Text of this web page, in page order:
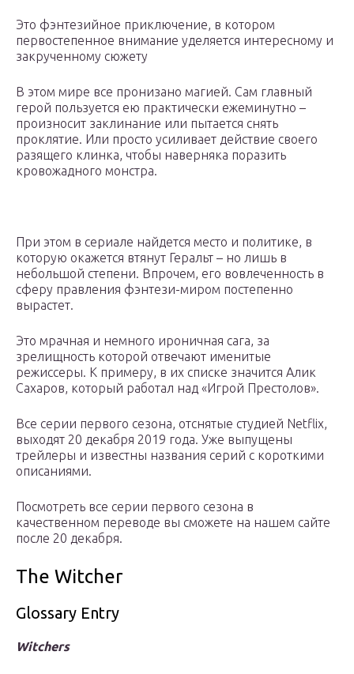
Это фэнтезийное приключение, в котором
первостепенное внимание уделяется интересному и
закрученному сюжету
В этом мире все пронизано магией. Сам главный
герой пользуется ею практически ежеминутно –
произносит заклинание или пытается снять
проклятие. Или просто усиливает действие своего
разящего клинка, чтобы наверняка поразить
кровожадного монстра.
При этом в сериале найдется место и политике, в
которую окажется втянут Геральт – но лишь в
небольшой степени. Впрочем, его вовлеченность в
сферу правления фэнтези-миром постепенно
вырастет.
Это мрачная и немного ироничная сага, за
зрелищность которой отвечают именитые
режиссеры. К примеру, в их списке значится Алик
Сахаров, который работал над «Игрой Престолов».
Все серии первого сезона, отснятые студией Netflix,
выходят 20 декабря 2019 года. Уже выпущены
трейлеры и известны названия серий с короткими
описаниями.
Посмотреть все серии первого сезона в
качественном переводе вы сможете на нашем сайте
после 20 декабря.
The Witcher
Glossary Entry
Witchers